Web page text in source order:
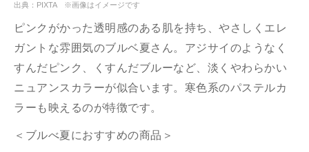
出典：PIXTA ※画像はイメージです
ピンクがかった透明感のある肌を持ち、やさしくエレ
ガントな雰囲気のブルベ夏さん。アジサイのようなく
すんだピンク、くすんだブルーなど、淡くやわらかい
ニュアンスカラーが似合います。寒色系のパステルカ
ラーも映えるのが特徴です。
＜ブルべ夏におすすめの商品＞